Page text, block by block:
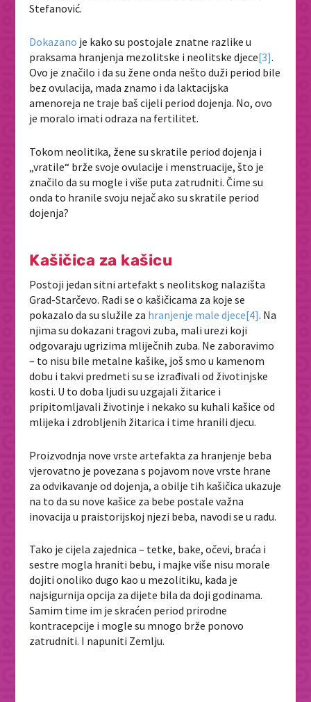
Stefanović.
Dokazano je kako su postojale znatne razlike u
praksama hranjenja mezolitske i neolitske djece[3].
Ovo je značilo i da su žene onda nešto duži period bile
bez ovulacija, mada znamo i da laktacijska
amenoreja ne traje baš cijeli period dojenja. No, ovo
je moralo imati odraza na fertilitet.
Tokom neolitika, žene su skratile period dojenja i
„vratile“ brže svoje ovulacije i menstruacije, što je
značilo da su mogle i više puta zatrudniti. Čime su
onda to hranile svoju nejač ako su skratile period
dojenja?
Kašičica za kašicu
Postoji jedan sitni artefakt s neolitskog nalazišta
Grad-Starčevo. Radi se o kašičicama za koje se
pokazalo da su služile za hranjenje male djece[4]. Na
njima su dokazani tragovi zuba, mali urezi koji
odgovaraju ugrizima mliječnih zuba. Ne zaboravimo
– to nisu bile metalne kašike, još smo u kamenom
dobu i takvi predmeti su se izrađivali od životinjske
kosti. U to doba ljudi su uzgajali žitarice i
pripitomljavali životinje i nekako su kuhali kašice od
mlijeka i zdrobljenih žitarica i time hranili djecu.
Proizvodnja nove vrste artefakta za hranjenje beba
vjerovatno je povezana s pojavom nove vrste hrane
za odvikavanje od dojenja, a obilje tih kašičica ukazuje
na to da su nove kašice za bebe postale važna
inovacija u praistorijskoj njezi beba, navodi se u radu.
Tako je cijela zajednica – tetke, bake, očevi, braća i
sestre mogla hraniti bebu, i majke više nisu morale
dojiti onoliko dugo kao u mezolitiku, kada je
najsigurnija opcija za dijete bila da doji godinama.
Samim time im je skraćen period prirodne
kontracepcije i mogle su mnogo brže ponovo
zatrudniti. I napuniti Zemlju.